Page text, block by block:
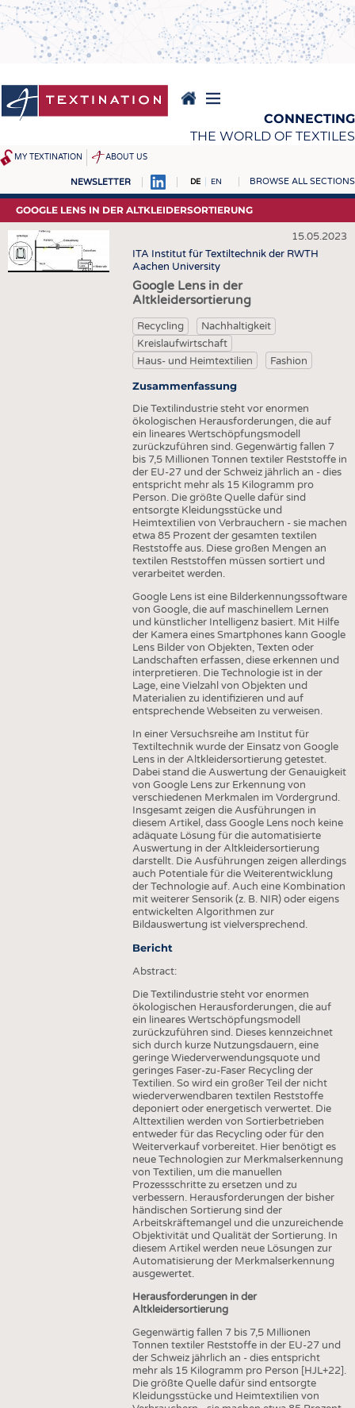
Direkt
zum
Inhalt
CONNECTING
THE WORLD OF TEXTILES
MY TEXTINATION ABOUT US
NEWSLETTER DE EN BROWSE ALL SECTIONS
NEWS
AKTUELLES
KLARTEXT BY TEXTINATION
REPORTS & INTERVIEWS
TEXTINATION NEWSLINE
TEXTILE LEADERSHIP
JOBS
STELLENMARKT
KRÜGER PERSONAL
HEADHUNTING
PRAKTIKA & AUSBILDUNGEN
DTV AUSSCHREIBUNGSDIENST
FAKTEN
STATISTICS
TERMINE
BRANCHENTERMINE
GOOGLE LENS IN DER ALTKLEIDERSORTIERUNG
15.05.2023
ITA Institut für Textiltechnik der RWTH
Aachen University
Google Lens in der
Altkleidersortierung
Recycling
Nachhaltigkeit
Kreislaufwirtschaft
Haus- und Heimtextilien
Fashion
Zusammenfassung
Die Textilindustrie steht vor enormen
ökologischen Herausforderungen, die auf
ein lineares Wertschöpfungsmodell
zurückzuführen sind. Gegenwärtig fallen 7
bis 7,5 Millionen Tonnen textiler Reststoffe in
der EU-27 und der Schweiz jährlich an - dies
entspricht mehr als 15 Kilogramm pro
Person. Die größte Quelle dafür sind
entsorgte Kleidungsstücke und
Heimtextilien von Verbrauchern - sie machen
etwa 85 Prozent der gesamten textilen
Reststoffe aus. Diese großen Mengen an
textilen Reststoffen müssen sortiert und
verarbeitet werden.
Google Lens ist eine Bilderkennungssoftware
von Google, die auf maschinellem Lernen
und künstlicher Intelligenz basiert. Mit Hilfe
der Kamera eines Smartphones kann Google
Lens Bilder von Objekten, Texten oder
Landschaften erfassen, diese erkennen und
interpretieren. Die Technologie ist in der
Lage, eine Vielzahl von Objekten und
Materialien zu identifizieren und auf
entsprechende Webseiten zu verweisen.
In einer Versuchsreihe am Institut für
Textiltechnik wurde der Einsatz von Google
Lens in der Altkleidersortierung getestet.
Dabei stand die Auswertung der Genauigkeit
von Google Lens zur Erkennung von
verschiedenen Merkmalen im Vordergrund.
Insgesamt zeigen die Ausführungen in
diesem Artikel, dass Google Lens noch keine
adäquate Lösung für die automatisierte
Auswertung in der Altkleidersortierung
darstellt. Die Ausführungen zeigen allerdings
auch Potentiale für die Weiterentwicklung
der Technologie auf. Auch eine Kombination
mit weiterer Sensorik (z. B. NIR) oder eigens
entwickelten Algorithmen zur
Bildauswertung ist vielversprechend.
Bericht
Abstract:
Die Textilindustrie steht vor enormen
ökologischen Herausforderungen, die auf
ein lineares Wertschöpfungsmodell
zurückzuführen sind. Dieses kennzeichnet
sich durch kurze Nutzungsdauern, eine
geringe Wiederverwendungsquote und
geringes Faser-zu-Faser Recycling der
Textilien. So wird ein großer Teil der nicht
wiederverwendbaren textilen Reststoffe
deponiert oder energetisch verwertet. Die
Alttextilien werden von Sortierbetrieben
entweder für das Recycling oder für den
Weiterverkauf vorbereitet. Hier benötigt es
neue Technologien zur Merkmalserkennung
von Textilien, um die manuellen
Prozessschritte zu ersetzen und zu
verbessern. Herausforderungen der bisher
händischen Sortierung sind der
Arbeitskräftemangel und die unzureichende
Objektivität und Qualität der Sortierung. In
diesem Artikel werden neue Lösungen zur
Automatisierung der Merkmalserkennung
ausgewertet.
Herausforderungen in der
Altkleidersortierung
Gegenwärtig fallen 7 bis 7,5 Millionen
Tonnen textiler Reststoffe in der EU-27 und
der Schweiz jährlich an - dies entspricht
mehr als 15 Kilogramm pro Person [HJL+22].
Die größte Quelle dafür sind entsorgte
Kleidungsstücke und Heimtextilien von